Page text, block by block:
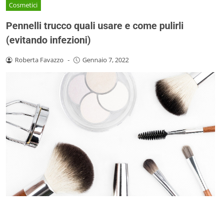
Cosmetici
Pennelli trucco quali usare e come pulirli
(evitando infezioni)
Roberta Favazzo - Gennaio 7, 2022